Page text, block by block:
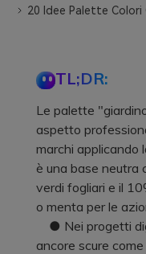
20 Idee Palette
TL;DR:
Le palette
aspetto
marchi applicando
è una base neutra
verdi fogliari e il
o menta per le
● Nei progetti
ancore scure